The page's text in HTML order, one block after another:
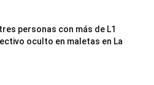
personas con más de L1
oculto en maletas en La